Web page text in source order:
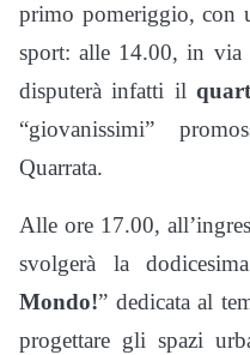
primo pomeriggio, con
sport: alle 14.00, in via
disputerà infatti il
“giovanissimi”
Quarrata.
Alle ore 17.00,
svolgerà la
Mondo!” dedicata al
progettare gli spazi